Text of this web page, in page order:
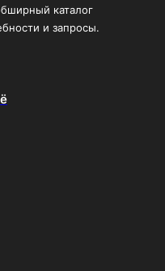
каталог
и запросы.